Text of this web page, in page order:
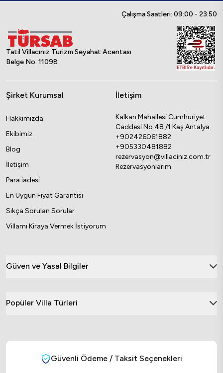
Çalışma Saatleri: 09:00 - 23:50
Tatil Villacınız Turizm Seyahat Acentası
Belge No: 11098
Şirket Kurumsal
Hakkımızda
Ekibimiz
Blog
İletişim
Para iadesi
En Uygun Fiyat Garantisi
Sıkça Sorulan Sorular
Villamı Kiraya Vermek İstiyorum
İletişim
Kalkan Mahallesi Cumhuriyet
Caddesi No 48 /1 Kaş Antalya
+902426061882
+905330481882
rezervasyon@villaciniz.com.tr
Rezervasyonlarım
Güven ve Yasal Bilgiler
Popüler Villa Türleri
Güvenli Ödeme / Taksit Seçenekleri